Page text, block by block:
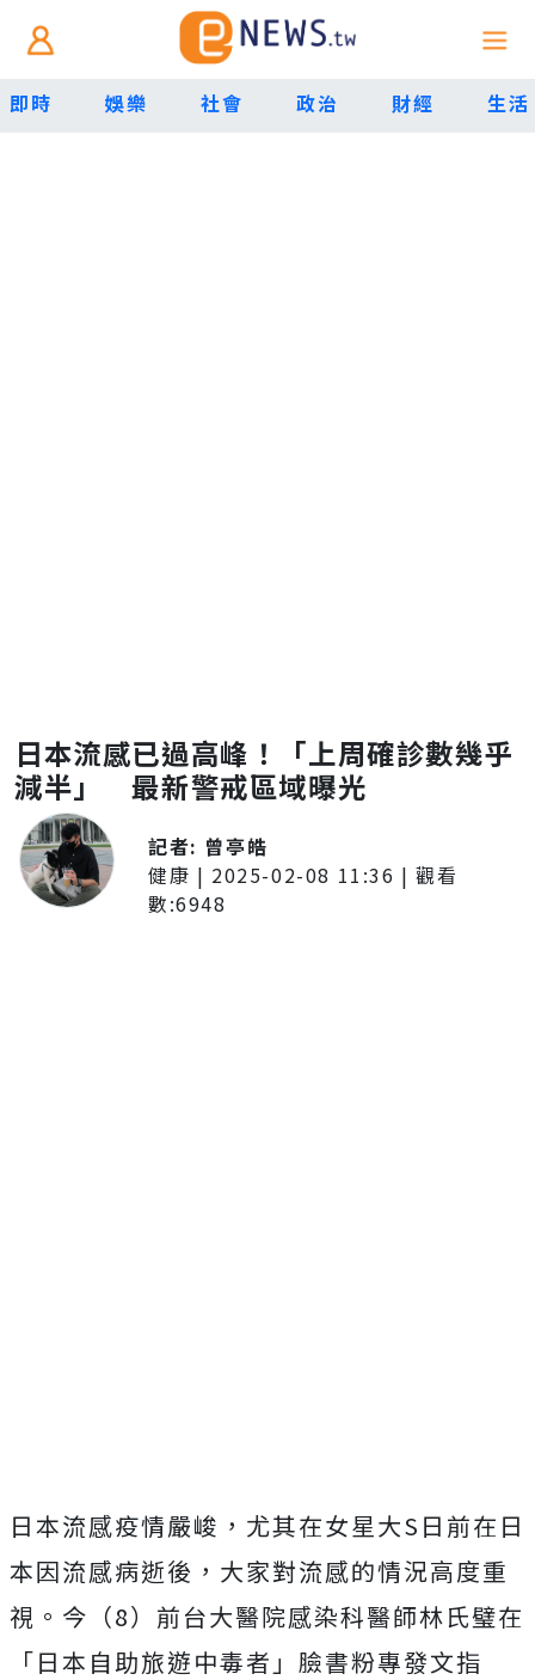
即時 娛樂 社會 政治 財經 生活
日本流感已過高峰！「上周確診數幾乎
減半」 最新警戒區域曝光
記者: 曾亭皓
健康 | 2025-02-08 11:36 | 觀看
數:6948
日本流感疫情嚴峻，尤其在女星大S日前在日
本因流感病逝後，大家對流感的情況高度重
視。今（8）前台大醫院感染科醫師林氏璧在
「日本自助旅遊中毒者」臉書粉專發文指